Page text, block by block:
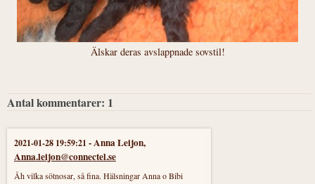
Älskar deras avslappnade sovstil!
Antal kommentarer: 1
2021-01-28 19:59:21 -Anna Leijon,
Anna.leijon@connectel.se
Åh vilka sötnosar, så fina. Hälsningar Anna o Bibi